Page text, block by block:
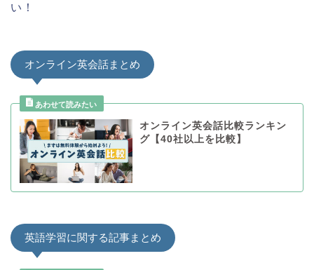
い！
オンライン英会話まとめ
オンライン英会話比較ランキン
グ【40社以上を比較】
英語学習に関する記事まとめ